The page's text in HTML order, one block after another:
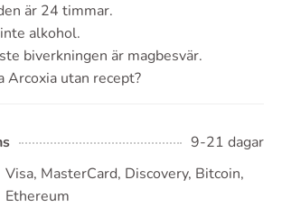
är 24 timmar.
alkohol.
biverkningen är magbesvär.
Arcoxia utan recept?
9-21 dagar
Visa, MasterCard, Discovery, Bitcoin,
Ethereum